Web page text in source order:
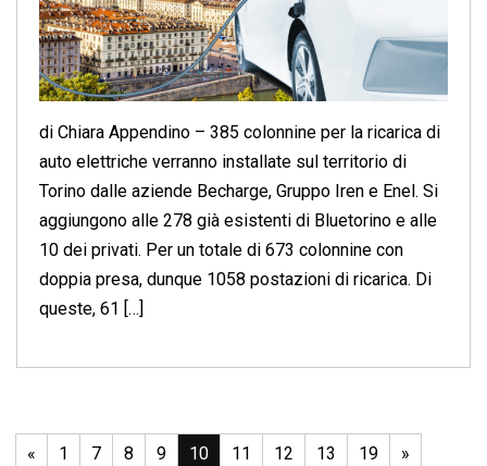
di Chiara Appendino – 385 colonnine per la ricarica di
auto elettriche verranno installate sul territorio di
Torino dalle aziende Becharge, Gruppo Iren e Enel. Si
aggiungono alle 278 già esistenti di Bluetorino e alle
10 dei privati. Per un totale di 673 colonnine con
doppia presa, dunque 1058 postazioni di ricarica. Di
queste, 61 […]
« 1 7 8 9 10 11 12 13 19 »